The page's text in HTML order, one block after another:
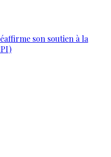
son soutien à la